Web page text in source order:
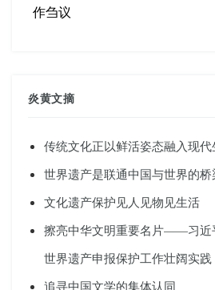
作刍议
炎黄文摘
传统文化正以鲜活姿态融入现代
世界遗产是联通中国与世界的桥
文化遗产保护见人见物见生活
擦亮中华文明重要名片——习近
世界遗产申报保护工作壮阔实践
追寻中国文学的集体认同